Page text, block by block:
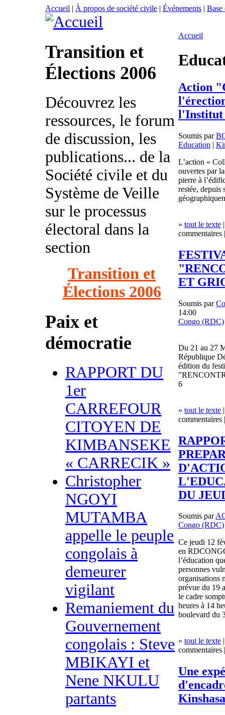
Accueil | À propos de société civile | Événements | Base
Transition et
Élections 2006
Découvrez les
ressources, le forum
de discussion, les
publications... de la
Société civile et du
Système de Veille
sur le processus
électoral dans la
section
Transition et
Élections 2006
Paix et
démocratie
RAPPORT DU
1er
CARREFOUR
CITOYEN DE
KIMBANSEKE
« CARRECIK »
Christopher
NGOYI
MUTAMBA
appelle le peuple
congolais à
demeurer
vigilant
Remaniement du
Gouvernement
congolais : Steve
MBIKAYI et
Nene NKULU
partants
Accueil
Action
l'Institut
Soumis par
Education |
L’action «
ouvertes par
pierre à
restée, depuis
» tout le texte
commentaires
ET
Soumis par
14:00
Congo (RDC)
Du 21 au 27
République
édition du
6
» tout le texte
commentaires
DU
Soumis par
Congo (RDC)
Ce jeudi 12
en
l’éducation
personnes
organisations
prévue du 19
le cadre
heures à 14
boulevard du
» tout le texte
commentaires
Une
Kinshasa